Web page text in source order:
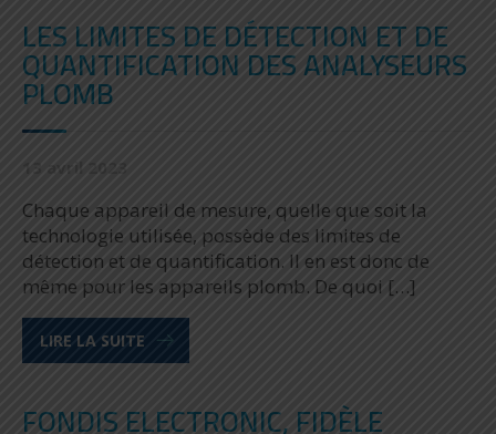
LES LIMITES DE DÉTECTION ET DE
QUANTIFICATION DES ANALYSEURS
PLOMB
Chaque appareil de mesure, quelle que soit la
technologie utilisée, possède des limites de
détection et de quantification. Il en est donc de
même pour les appareils plomb. De quoi […]
LIRE LA SUITE
FONDIS ELECTRONIC, FIDÈLE